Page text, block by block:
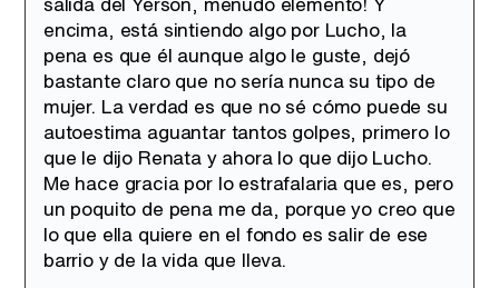
encima, está sintiendo algo por Lucho, la
pena es que él aunque algo le guste, dejó
bastante claro que no sería nunca su tipo de
mujer. La verdad es que no sé cómo puede su
autoestima aguantar tantos golpes, primero lo
que le dijo Renata y ahora lo que dijo Lucho.
Me hace gracia por lo estrafalaria que es, pero
un poquito de pena me da, porque yo creo que
lo que ella quiere en el fondo es salir de ese
barrio y de la vida que lleva.